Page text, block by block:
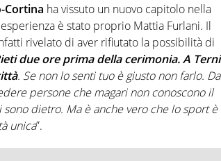
Cortina ha vissuto un nuovo capitolo nella
è stato proprio Mattia Furlani. Il
rivelato di aver rifiutato la possibilità di
due ore prima della cerimonia. A Terni
. Se non lo senti tuo è giusto non farlo. Da
persone che magari non conoscono il
dietro. Ma è anche vero che lo sport è
unica”.